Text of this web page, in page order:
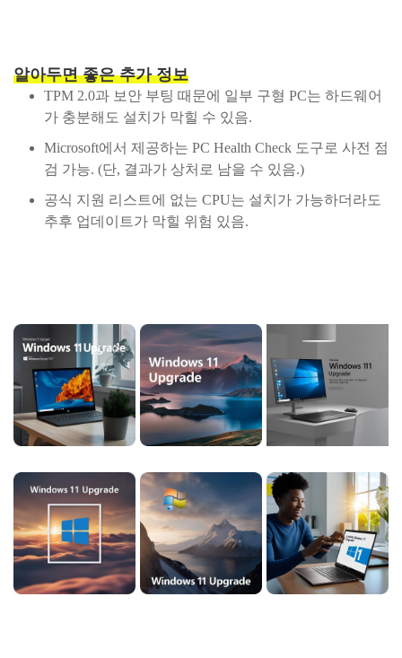
알아두면 좋은 추가 정보
TPM 2.0과 보안 부팅 때문에 일부 구형 PC는 하드웨어
가 충분해도 설치가 막힐 수 있음.
Microsoft에서 제공하는 PC Health Check 도구로 사전 점
검 가능. (단, 결과가 상처로 남을 수 있음.)
공식 지원 리스트에 없는 CPU는 설치가 가능하더라도
추후 업데이트가 막힐 위험 있음.